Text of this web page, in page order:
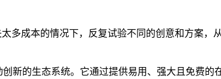
多成本的情况下，反复试验不同的创意和方案，
新的生态系统。它通过提供易用、强大且免费的